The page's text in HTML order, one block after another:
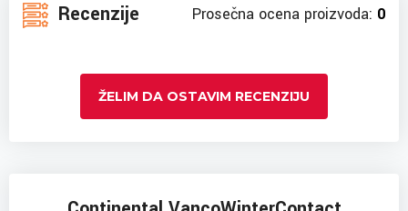
Recenzije Prosečna ocena proizvoda: 0
ŽELIM DA OSTAVIM RECENZIJU